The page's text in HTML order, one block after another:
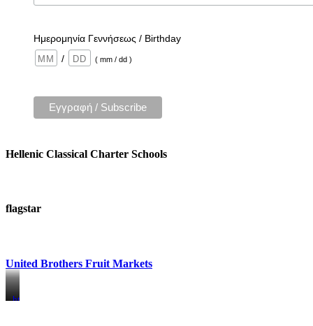
Ημερομηνία Γεννήσεως / Birthday
/
( mm / dd )
Hellenic Classical Charter Schools
flagstar
United Brothers Fruit Markets
https://www.unitedbrothersfruitmarkets.com/
https://www.unitedbrothersfruitmarkets.com/